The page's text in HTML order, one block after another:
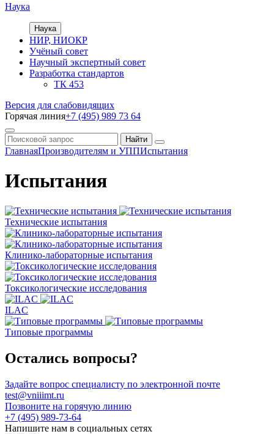
Наука
Наука
НИР, НИОКР
Учёный совет
Научный экспертный совет
Разработка стандартов
ТК 453
Версия для слабовидящих
Горячая линия+7 (495) 989 73 64
ГлавнаяПроизводителям и УППИспытания
Испытания
Технические испытания
Клинико-лабораторные испытания
Токсикологические исследования
ILAC
Типовые программы
Остались вопросы?
Задайте вопрос специалисту по электронной почте
test@vniiimt.ru
Позвоните на горячую линию
+7 (495) 989-73-64
Напишите нам в социальных сетях